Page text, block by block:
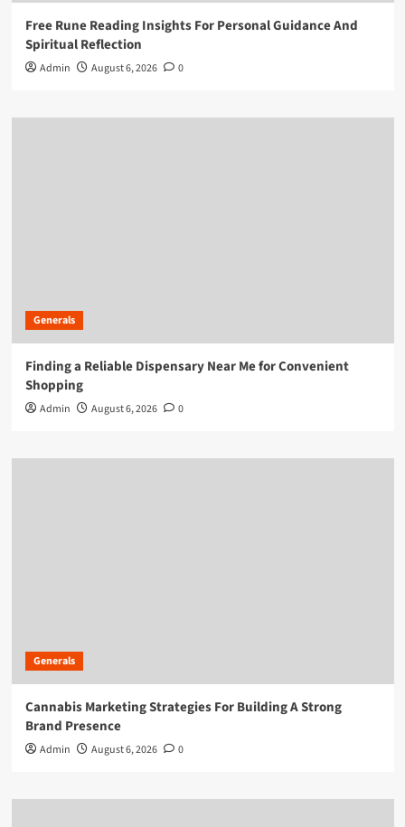
Free Rune Reading Insights For Personal Guidance And
Spiritual Reflection
Admin August 6, 2026 0
Generals
Finding a Reliable Dispensary Near Me for Convenient
Shopping
Admin August 6, 2026 0
Generals
Cannabis Marketing Strategies For Building A Strong
Brand Presence
Admin August 6, 2026 0